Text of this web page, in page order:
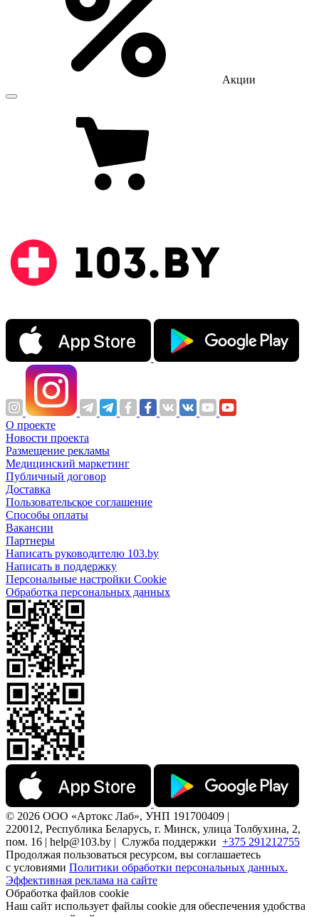
Акции
О проекте
Новости проекта
Размещение рекламы
Медицинский маркетинг
Публичный договор
Доставка
Пользовательское соглашение
Способы оплаты
Вакансии
Партнеры
Написать руководителю 103.by
Написать в поддержку
Персональные настройки Cookie
Обработка персональных данных
© 2026 ООО «Артокс Лаб», УНП 191700409 |
220012, Республика Беларусь, г. Минск, улица Толбухина, 2,
пом. 16 | help@103.by | Служба поддержки +375 291212755
Продолжая пользоваться ресурсом, вы соглашаетесь
с условиями Политики обработки персональных данных.
Эффективная реклама на сайте
Обработка файлов cookie
Наш сайт использует файлы cookie для обеспечения удобства